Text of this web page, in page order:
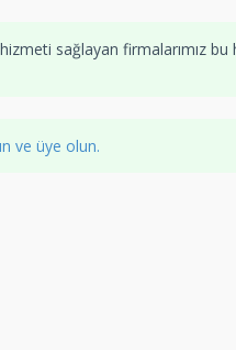
sağlayan firmalarımız
ve üye olun.